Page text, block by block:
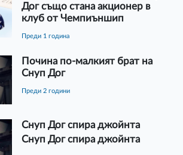
Дог също стана акционер в
клуб от Чемпиъншип
преди 1 година
Почина по-малкият брат на
Снуп Дог
преди 2 години
Снуп Дог спира джойнта
Снуп Дог спира джойнта